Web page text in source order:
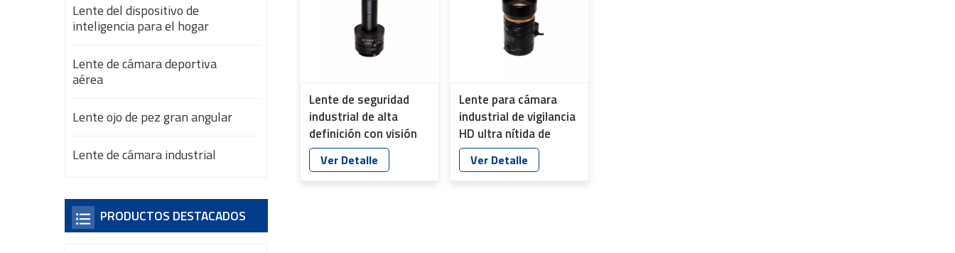
Lente de seguridad
industrial de alta
definición con visión
nocturna, 1/2,5", 2
MP, 13G, YT-4881
Ver Detalle
Lente para cámara
industrial de vigilancia
HD ultra nítida de
aleación de aluminio
4K de 1/1.8" y 8 MP
Ver Detalle
Lente del dispositivo de
inteligencia para el hogar
Lente de cámara deportiva
aérea
Lente ojo de pez gran angular
Lente de cámara industrial
PRODUCTOS DESTACADOS